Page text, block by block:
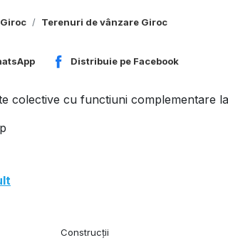
Terenuri de vânzare Giroc
Distribuie pe Facebook
colective cu functiuni complementare
2 E+ M.
Construcții